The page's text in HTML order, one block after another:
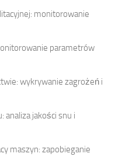
monitorowanie
parametrów
wykrywanie zagrożeń i
analiza jakości snu i
maszyn: zapobieganie